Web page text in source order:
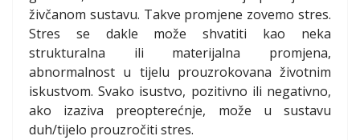
živčanom sustavu. Takve promjene zovemo stres.
Stres se dakle može shvatiti kao neka
strukturalna ili materijalna promjena,
abnormalnost u tijelu prouzrokovana životnim
iskustvom. Svako isustvo, pozitivno ili negativno,
ako izaziva preopterećnje, može u sustavu
duh/tijelo prouzročiti stres.